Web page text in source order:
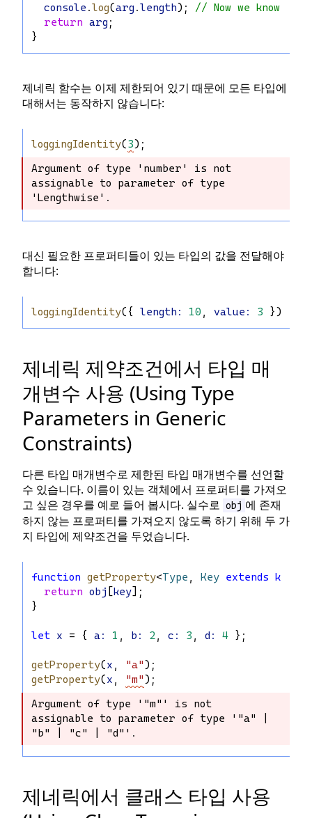
console .log(arg .length);
// Now we know it
return arg ;
}
제네릭 함수는 이제 제한되어 있기 때문에 모든 타입에
대해서는 동작하지 않습니다:
loggingIdentity(3);
Argument of type 'number' is not
assignable to parameter of type
'Lengthwise'.
Argument of type 'number' is not
assignable to parameter of type
'Lengthwise'.
대신 필요한 프로퍼티들이 있는 타입의 값을 전달해야
합니다:
loggingIdentity({ length : 10 value : 3 });
제네릭 제약조건에서 타입 매
개변수 사용 (Using Type
Parameters in Generic
Constraints)
다른 타입 매개변수로 제한된 타입 매개변수를 선언할
수 있습니다. 이름이 있는 객체에서 프로퍼티를 가져오
고 싶은 경우를 예로 들어 봅시다. 실수로 obj 에 존재
하지 않는 프로퍼티를 가져오지 않도록 하기 위해 두 가
지 타입에 제약조건을 두었습니다.
function getProperty<Type Key extends keyof
return obj [key];
}
let x = { a: 1 b : 2 c : 3 d : 4 };
getProperty(x "a");
getProperty(x "m");
Argument of type '"m"' is not
assignable to parameter of type '"a" |
"b" | "c" | "d"'.
Argument of type '"m"' is not
assignable to parameter of type '"a"
| "b" | "c" | "d"'.
제네릭에서 클래스 타입 사용